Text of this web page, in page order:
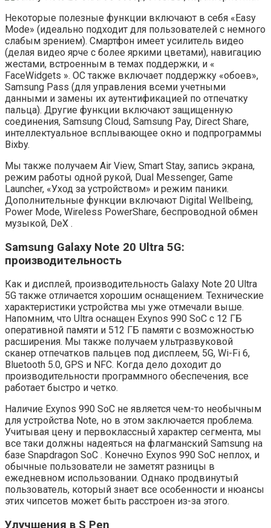
Некоторые полезные функции включают в себя «Easy
Mode» (идеально подходит для пользователей с немного
слабым зрением). Смартфон имеет усилитель видео
(делая видео ярче с более яркими цветами), навигацию
жестами, встроенным в темах поддержки, и «
FaceWidgets ». ОС также включает поддержку «обоев»,
Samsung Pass (для управления всеми учетными
данными и замены их аутентификацией по отпечатку
пальца). Другие функции включают защищенную
соединения, Samsung Cloud, Samsung Pay, Direct Share,
интеллектуальное всплывающее окно и подпрограммы
Bixby.
Мы также получаем Air View, Smart Stay, запись экрана,
режим работы одной рукой, Dual Messenger, Game
Launcher, «Уход за устройством» и режим паники.
Дополнительные функции включают Digital Wellbeing,
Power Mode, Wireless PowerShare, беспроводной обмен
музыкой, DeX .
Samsung Galaxy Note 20 Ultra 5G:
производительность
Как и дисплей, производительность Galaxy Note 20 Ultra
5G также отличается хорошим оснащением. Технические
характеристики устройства мы уже отмечали выше.
Напомним, что Ultra оснащен Exynos 990 SoC с 12 ГБ
оперативной памяти и 512 ГБ памяти с возможностью
расширения. Мы также получаем ультразвуковой
сканер отпечатков пальцев под дисплеем, 5G, Wi-Fi 6,
Bluetooth 5.0, GPS и NFC. Когда дело доходит до
производительности программного обеспечения, все
работает быстро и четко.
Наличие Exynos 990 SoC не является чем-то необычным
для устройства Note, но в этом заключается проблема.
Учитывая цену и первоклассный характер сегмента, мы
все таки должны надеяться на флагманский Samsung на
базе Snapdragon SoC . Конечно Exynos 990 SoC неплох, и
обычные пользователи не заметят разницы в
ежедневном использовании. Однако продвинутый
пользователь, который знает все особенности и нюансы
этих чипсетов может быть расстроен из-за этого.
Улучшения в S Pen